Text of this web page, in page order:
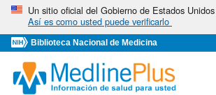
Omita
vaya
al
Contenido
Un sitio oficial del Gobierno de Estados Unidos
Así es como usted puede verificarlo
Biblioteca Nacional de Medicina